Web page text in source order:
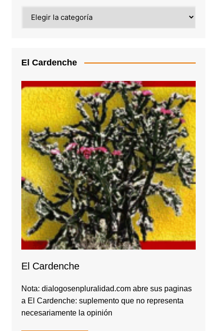
El Cardenche
El Cardenche
Nota: dialogosenpluralidad.com abre sus paginas
a El Cardenche: suplemento que no representa
necesariamente la opinión